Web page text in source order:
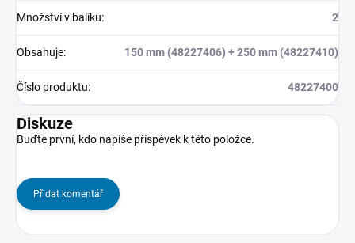
Množství v balíku: 2
Obsahuje: 150 mm (48227406) + 250 mm (48227410)
Číslo produktu: 48227400
Diskuze
Buďte první, kdo napíše příspěvek k této položce.
Přidat komentář